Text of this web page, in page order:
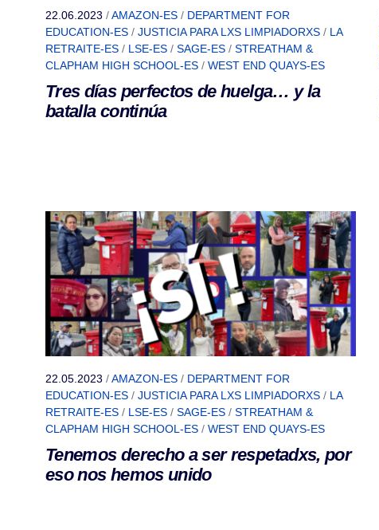
22.06.2023 /AMAZON-ES / DEPARTMENT FOR
EDUCATION-ES / JUSTICIA PARA LXS LIMPIADORXS / LA
RETRAITE-ES / LSE-ES / SAGE-ES / STREATHAM &
CLAPHAM HIGH SCHOOL-ES / WEST END QUAYS-ES
Tres días perfectos de huelga… y la
batalla continúa
22.05.2023 /AMAZON-ES / DEPARTMENT FOR
EDUCATION-ES / JUSTICIA PARA LXS LIMPIADORXS / LA
RETRAITE-ES / LSE-ES / SAGE-ES / STREATHAM &
CLAPHAM HIGH SCHOOL-ES / WEST END QUAYS-ES
Tenemos derecho a ser respetadxs, por
eso nos hemos unido